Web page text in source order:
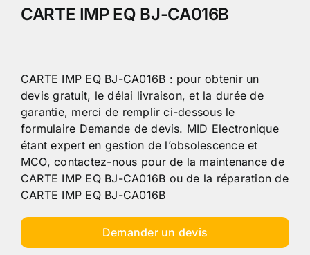
CARTE IMP EQ BJ-CA016B
CARTE IMP EQ BJ-CA016B : pour obtenir un
devis gratuit, le délai livraison, et la durée de
garantie, merci de remplir ci-dessous le
formulaire Demande de devis. MID Electronique
étant expert en gestion de l’obsolescence et
MCO, contactez-nous pour de la maintenance de
CARTE IMP EQ BJ-CA016B ou de la réparation de
CARTE IMP EQ BJ-CA016B
Demander un devis